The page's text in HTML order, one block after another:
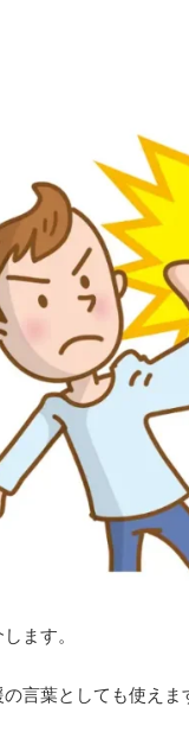
ます。
言葉としても使え